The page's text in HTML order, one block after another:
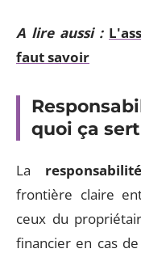
A lire aussi :
faut savoir
quoi ça
La
frontière claire
ceux du
financier en cas